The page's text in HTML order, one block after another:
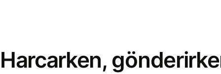
Harcarken,